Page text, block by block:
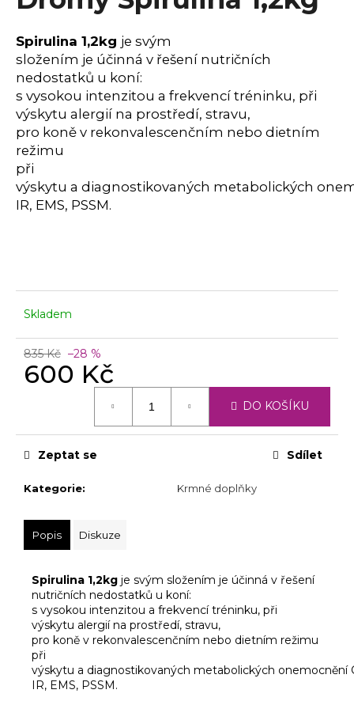
Spirulina 1,2kg je svým
složením je účinná v řešení nutričních
nedostatků u koní:
s vysokou intenzitou a frekvencí tréninku, při
výskytu alergií na prostředí, stravu,
pro koně v rekonvalescenčním nebo dietním
režimu
při
výskytu a diagnostikovaných metabolických
IR, EMS, PSSM.
Skladem
835 Kč –28 %
600 Kč
DO KOŠÍKU
Kategorie: Krmné doplňky
Zeptat se Sdílet
Popis Diskuze
Spirulina 1,2kg je svým složením je účinná v řešení
nutričních nedostatků u koní:
s vysokou intenzitou a frekvencí tréninku, při
výskytu alergií na prostředí, stravu,
pro koně v rekonvalescenčním nebo dietním režimu
při
výskytu a diagnostikovaných metabolických onemocnění
IR, EMS, PSSM.
j
í
t
?
HLEDAT
p
o
u
č
u